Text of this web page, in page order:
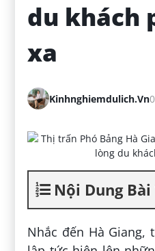
du khách
xa
Kinhnghiemdulich.vn
Nội Dung
Nhắc đến Hà